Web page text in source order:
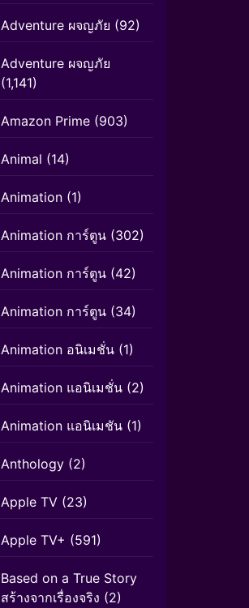
Adventure ผจญภัย (92)
Adventure ผจญภัย
(1,141)
Amazon Prime (903)
Animal (14)
Animation (1)
Animation การ์ตูน (302)
Animation การ์ตูน (42)
Animation การ์ตูน (34)
Animation อนิเมชั่น (1)
Animation แอนิเมชั่น (2)
Animation แอนิเมชัน (1)
Anthology (2)
Apple TV (23)
Apple TV+ (591)
Based on a True Story
สร้างจากเรื่องจริง (2)